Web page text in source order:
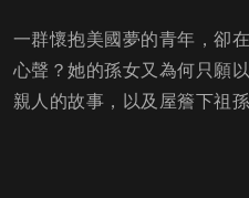
一群懷抱美國夢的青年，卻
心聲？她的孫女又為何只願
親人的故事，以及屋簷下祖